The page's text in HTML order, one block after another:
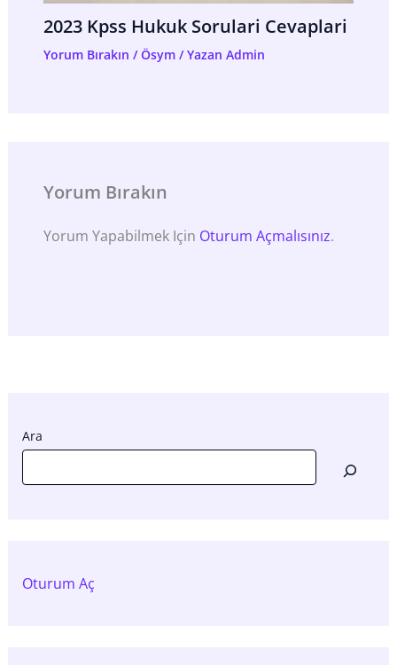
2023 Kpss Hukuk Sorulari Cevaplari
Yorum Bırakın /Ösym/ Yazan Admin
Yorum Bırakın
Yorum Yapabilmek Için Oturum Açmalısınız.
Ara
Oturum Aç